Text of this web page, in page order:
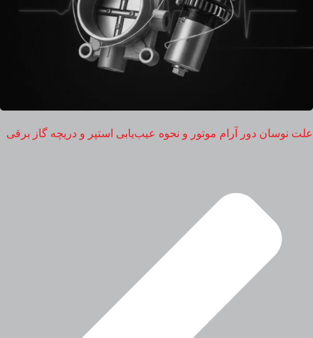
علت نوسان دور آرام موتور و نحوه عیب‌یابی استپر و دریچه گاز برقی